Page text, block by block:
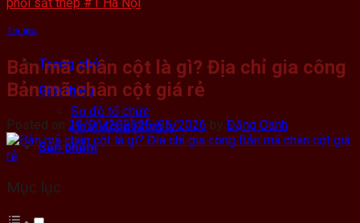
Trang chủ
Giới thiệu
Sơ đồ tổ chức
Hoạt động Công ty
Sản phẩm
Tin tức
Bản mã chân cột là gì? Địa chỉ gia công
Bản mã chân cột giá rẻ
Posted on 29/01/202625/05/2026 by Đặng Oanh
Mục lục